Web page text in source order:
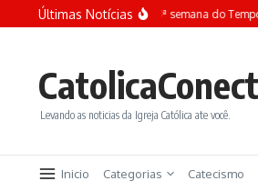
Ir para o conteúdo
Últimas Notícias
Terça-feira da 13ª semana do Tempo
CatolicaConect
Levando as noticias da Igreja Católica ate você.
Inicio Categorias Catecismo